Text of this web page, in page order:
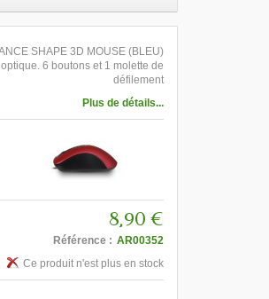
SHAPE 3D MOUSE (BLEU)
6 boutons et 1 molette de
défilement
Plus de détails...
8,90 €
Référence : AR00352
Ce produit n'est plus en stock